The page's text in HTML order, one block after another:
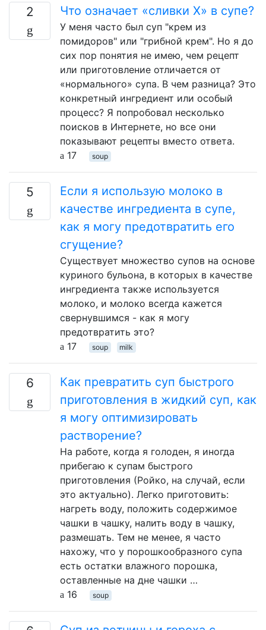
2 Что означает «сливки Х» в супе?
У меня часто был суп "крем из
помидоров" или "грибной крем". Но я до
сих пор понятия не имею, чем рецепт
или приготовление отличается от
«нормального» супа. В чем разница? Это
конкретный ингредиент или особый
процесс? Я попробовал несколько
поисков в Интернете, но все они
показывают рецепты вместо ответа.
17
soup
5
Если я использую молоко в
качестве ингредиента в супе,
как я могу предотвратить его
сгущение?
Существует множество супов на основе
куриного бульона, в которых в качестве
ингредиента также используется
молоко, и молоко всегда кажется
свернувшимся - как я могу
предотвратить это?
17
soup milk
6
Как превратить суп быстрого
приготовления в жидкий суп, как
я могу оптимизировать
растворение?
На работе, когда я голоден, я иногда
прибегаю к супам быстрого
приготовления (Ройко, на случай, если
это актуально). Легко приготовить:
нагреть воду, положить содержимое
чашки в чашку, налить воду в чашку,
размешать. Тем не менее, я часто
нахожу, что у порошкообразного супа
есть остатки влажного порошка,
оставленные на дне чашки …
16
soup